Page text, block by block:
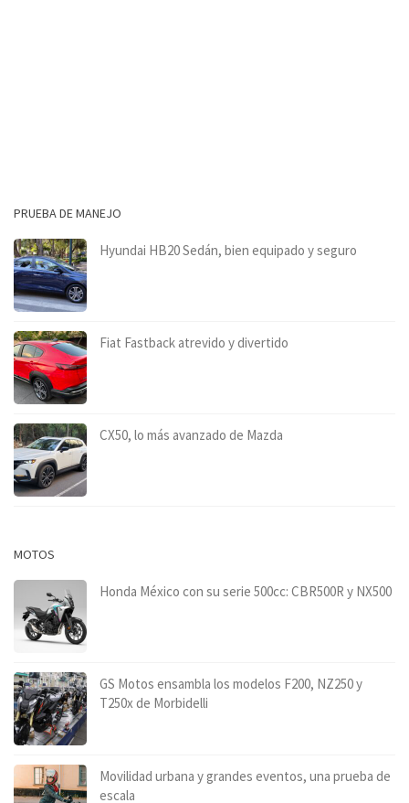
PRUEBA DE MANEJO
Hyundai HB20 Sedán, bien equipado y seguro
Fiat Fastback atrevido y divertido
CX50, lo más avanzado de Mazda
MOTOS
Honda México con su serie 500cc: CBR500R y NX500
GS Motos ensambla los modelos F200, NZ250 y
T250x de Morbidelli
Movilidad urbana y grandes eventos, una prueba de
escala